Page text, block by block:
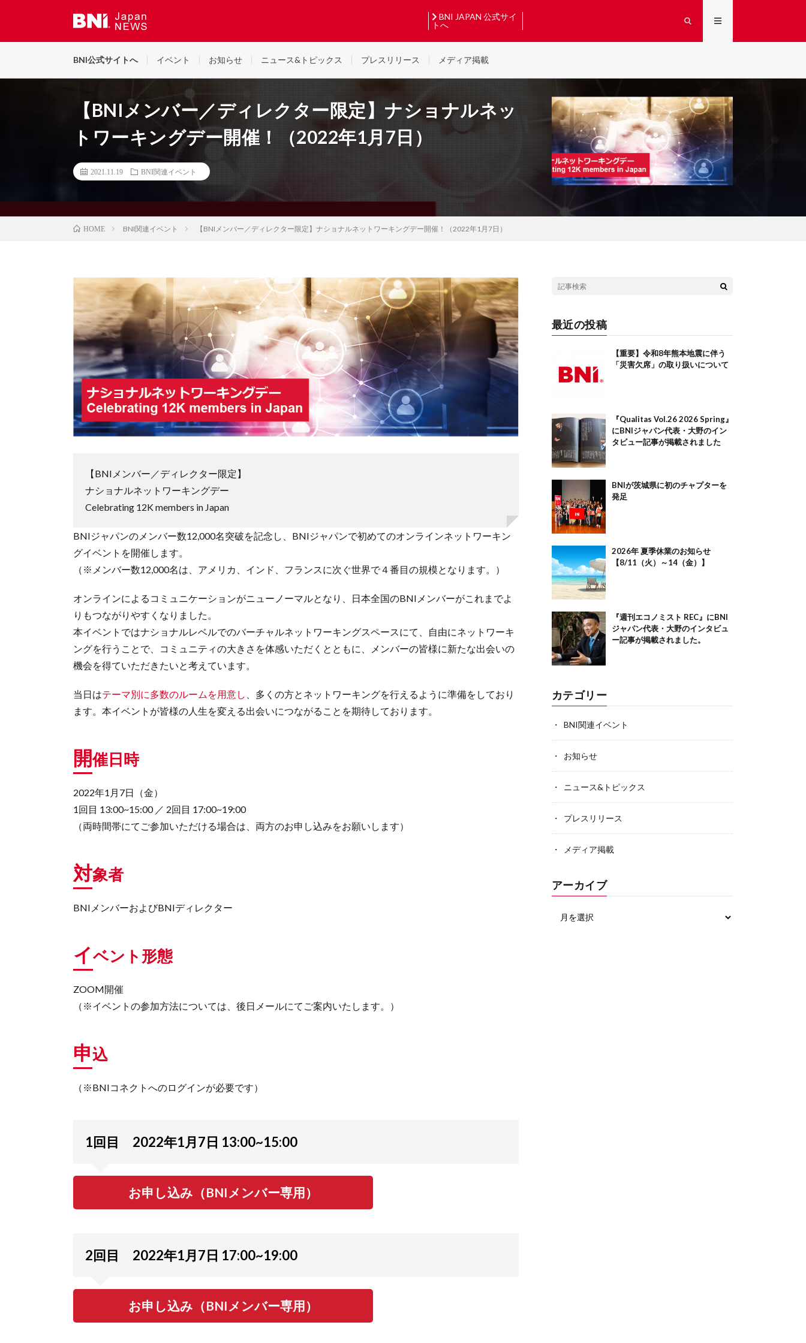
BNI JAPAN 公式サイ
トへ
BNI公式サイトへ イベント お知らせ ニュース&トピックス プレスリリース メディア掲載
【BNIメンバー／ディレクター限定】ナショナルネッ
トワーキングデー開催！（2022年1月7日）
2021.11.19 BNI関連イベント
HOME BNI関連イベント 【BNIメンバー／ディレクター限定】ナショナルネットワーキングデー開催！（2022年1月7日）
【BNIメンバー／ディレクター限定】
ナショナルネットワーキングデー
Celebrating 12K members in Japan
BNIジャパンのメンバー数12,000名突破を記念し、BNIジャパンで初めてのオンラインネットワーキン
グイベントを開催します。
（※メンバー数12,000名は、アメリカ、インド、フランスに次ぐ世界で４番目の規模となります。）
オンラインによるコミュニケーションがニューノーマルとなり、日本全国のBNIメンバーがこれまでよ
りもつながりやすくなりました。
本イベントではナショナルレベルでのバーチャルネットワーキングスペースにて、自由にネットワーキ
ングを行うことで、コミュニティの大きさを体感いただくとともに、メンバーの皆様に新たな出会いの
機会を得ていただきたいと考えています。
当日はテーマ別に多数のルームを用意し
、多くの方とネットワーキングを行えるように準備をしており
ます。本イベントが皆様の人生を変える出会いにつながることを期待しております。
開催日時
2022年1月7日（金）
1回目 13:00~15:00 ／ 2回目 17:00~19:00
（両時間帯にてご参加いただける場合は、両方のお申し込みをお願いします）
対象者
BNIメンバーおよびBNIディレクター
イベント形態
ZOOM開催
（※イベントの参加方法については、後日メールにてご案内いたします。）
申込
（※BNIコネクトへのログインが必要です）
1回目 2022年1月7日 13:00~15:00
お申し込み（BNIメンバー専用）
2回目 2022年1月7日 17:00~19:00
お申し込み（BNIメンバー専用）
最近の投稿
【重要】令和8年熊本地震に伴う
「災害欠席」の取り扱いについて
『Qualitas Vol.26 2026 Spring』
にBNIジャパン代表・大野のイン
タビュー記事が掲載されました
BNIが茨城県に初のチャプターを
発足
2026年 夏季休業のお知らせ
【8/11（火）～14（金）】
『週刊エコノミスト REC』にBNI
ジャパン代表・大野のインタビュ
ー記事が掲載されました。
カテゴリー
BNI関連イベント
お知らせ
ニュース&トピックス
プレスリリース
メディア掲載
アーカイブ